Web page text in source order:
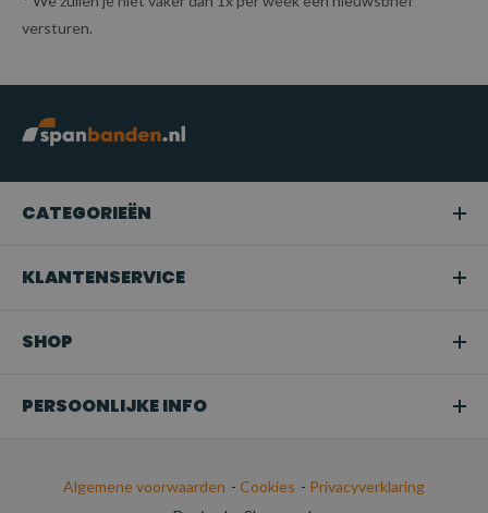
versturen.
CATEGORIEËN
KLANTENSERVICE
SHOP
PERSOONLIJKE INFO
Algemene voorwaarden - Cookies - Privacyverklaring